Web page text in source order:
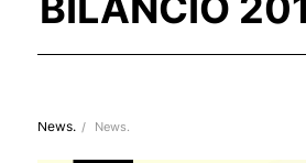
News. / News.